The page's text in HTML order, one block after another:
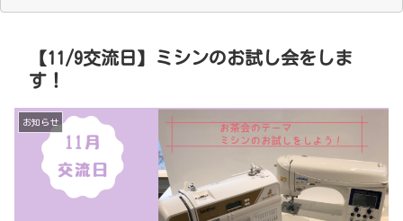
【11/9交流日】ミシンのお試し会をしま
す！
お知らせ